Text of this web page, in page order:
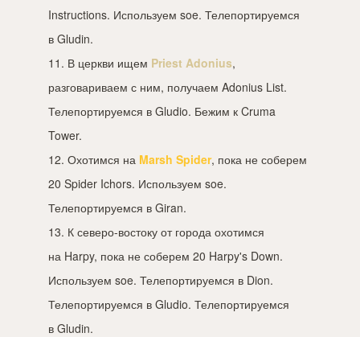
Instructions. Используем soe. Телепортируемся
в Gludin.
11. В церкви ищем Priest Adonius,
разговариваем с ним, получаем Adonius List.
Телепортируемся в Gludio. Бежим к Cruma
Tower.
12. Охотимся на Marsh Spider, пока не соберем
20 Spider Ichors. Используем soe.
Телепортируемся в Giran.
13. К северо-востоку от города охотимся
на Harpy, пока не соберем 20 Harpy's Down.
Используем soe. Телепортируемся в Dion.
Телепортируемся в Gludio. Телепортируемся
в Gludin.